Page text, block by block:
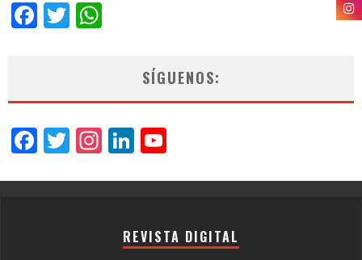
Facebook
Twitter
SÍGUENOS:
Facebook
Twitter
Instagram
LinkedIn
REVISTA DIGITAL